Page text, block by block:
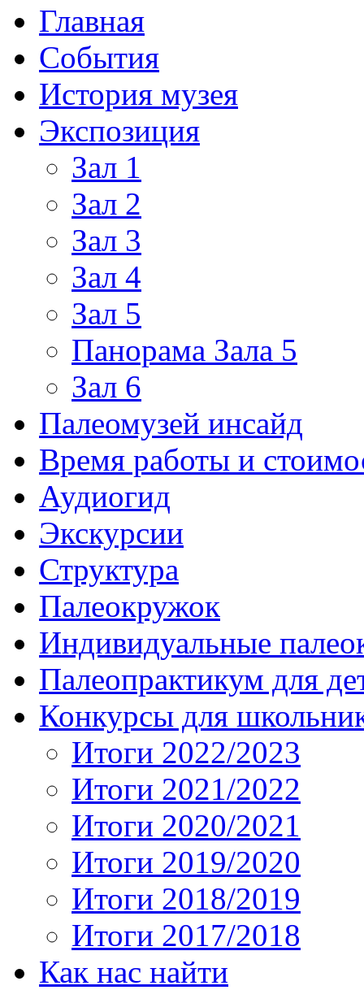
Главная
События
История музея
Экспозиция
Зал 1
Зал 2
Зал 3
Зал 4
Зал 5
Панорама Зала 5
Зал 6
Палеомузей инсайд
Время работы и
Аудиогид
Экскурсии
Структура
Палеокружок
Индивидуальные
Палеопрактикум для
Конкурсы для
Итоги 2022/2023
Итоги 2021/2022
Итоги 2020/2021
Итоги 2019/2020
Итоги 2018/2019
Итоги 2017/2018
Как нас найти